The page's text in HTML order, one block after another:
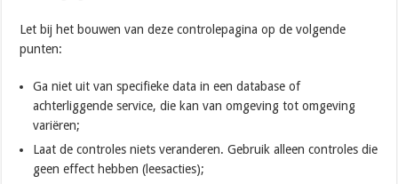
Let bij het bouwen van deze controlepagina op de volgende
punten:
Ga niet uit van specifieke data in een database of
achterliggende service, die kan van omgeving tot omgeving
variëren;
Laat de controles niets veranderen. Gebruik alleen controles die
geen effect hebben (leesacties);